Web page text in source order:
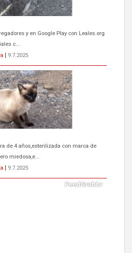
de 4 años,esterilizada con marca de
miedosa,e...
9.7.2025
TEROR GRAN CANARIA
a Los Gatos callejeros de la zona los
9.7.2025